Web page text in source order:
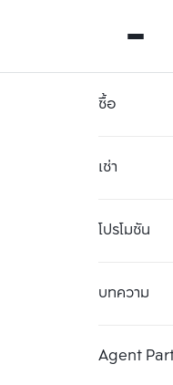
ซื้อ
เช่า
โปรโมชัน
บทความ
Agent